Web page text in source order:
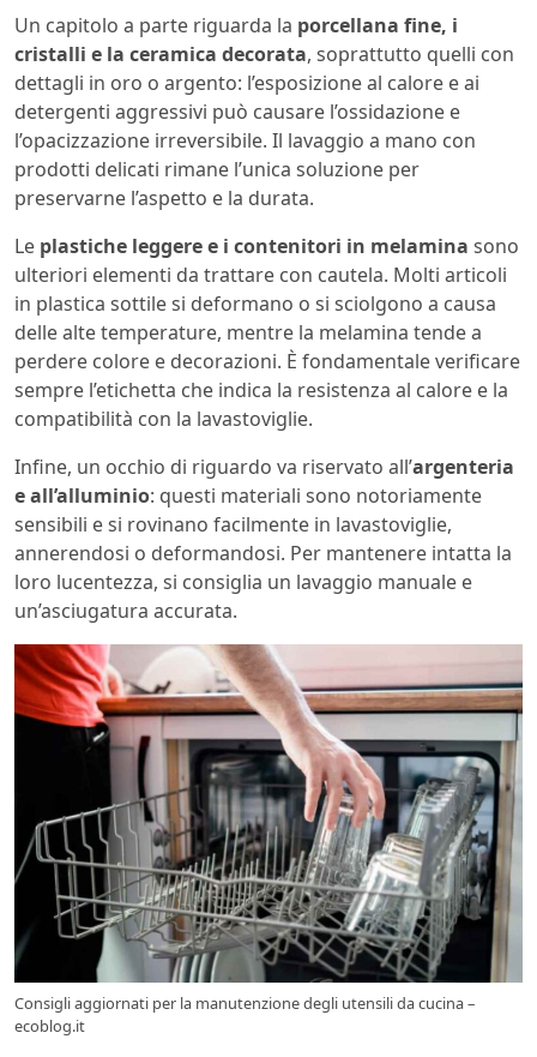
Un capitolo a parte riguarda la porcellana fine, i
cristalli e la ceramica decorata, soprattutto quelli con
dettagli in oro o argento: l’esposizione al calore e ai
detergenti aggressivi può causare l’ossidazione e
l’opacizzazione irreversibile. Il lavaggio a mano con
prodotti delicati rimane l’unica soluzione per
preservarne l’aspetto e la durata.
Le plastiche leggere e i contenitori in melamina sono
ulteriori elementi da trattare con cautela. Molti articoli
in plastica sottile si deformano o si sciolgono a causa
delle alte temperature, mentre la melamina tende a
perdere colore e decorazioni. È fondamentale verificare
sempre l’etichetta che indica la resistenza al calore e la
compatibilità con la lavastoviglie.
Infine, un occhio di riguardo va riservato all’argenteria
e all’alluminio: questi materiali sono notoriamente
sensibili e si rovinano facilmente in lavastoviglie,
annerendosi o deformandosi. Per mantenere intatta la
loro lucentezza, si consiglia un lavaggio manuale e
un’asciugatura accurata.
Consigli aggiornati per la manutenzione degli utensili da cucina –
ecoblog.it